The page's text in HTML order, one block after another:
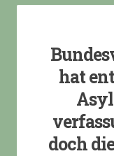
hat
doch